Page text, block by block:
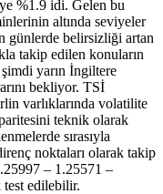
%1.9 idi. Gelen bu
altında seviyeler
günlerde belirsizliği artan
takip edilen konuların
yarın İngiltere
bekliyor. TSİ
varlıklarında volatilite
teknik olarak
sırasıyla
noktaları olarak takip
– 1.25571 –
test edilebilir.